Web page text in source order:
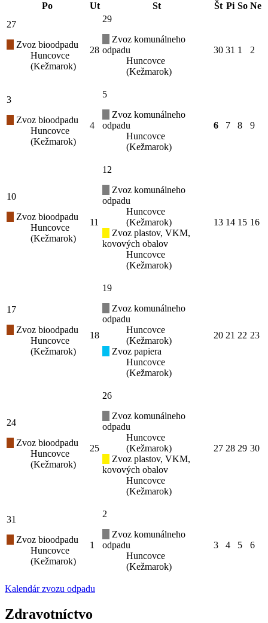
Po
Ut St Št Pi So Ne
27
Zvoz bioodpadu
Huncovce
(Kežmarok)
28
29
Zvoz komunálneho
odpadu
Huncovce
(Kežmarok)
30 31 1 2
3
Zvoz bioodpadu
Huncovce
(Kežmarok)
4
5
Zvoz komunálneho
odpadu
Huncovce
(Kežmarok)
6 7 8 9
10
Zvoz bioodpadu
Huncovce
(Kežmarok)
11
12
Zvoz komunálneho
odpadu
Huncovce
(Kežmarok)
Zvoz plastov, VKM,
kovových obalov
Huncovce
(Kežmarok)
13 14 15 16
17
Zvoz bioodpadu
Huncovce
(Kežmarok)
18
19
Zvoz komunálneho
odpadu
Huncovce
(Kežmarok)
Zvoz papiera
Huncovce
(Kežmarok)
20 21 22 23
24
Zvoz bioodpadu
Huncovce
(Kežmarok)
25
26
Zvoz komunálneho
odpadu
Huncovce
(Kežmarok)
Zvoz plastov, VKM,
kovových obalov
Huncovce
(Kežmarok)
27 28 29 30
31
Zvoz bioodpadu
Huncovce
(Kežmarok)
1
2
Zvoz komunálneho
odpadu
Huncovce
(Kežmarok)
3 4 5 6
Kalendár zvozu odpadu
Zdravotníctvo